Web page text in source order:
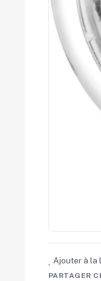
commerce
Salons
professionnels
Séminaires
Team building
Portes ouvertes
Cadeaux
Ajouter à la
PARTAGER